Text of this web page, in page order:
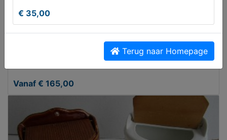
OUDHOLLANDSE DRIEHOEKSTOELEN
Vanaf € 165,00
€ 35,00
Terug naar Homepage